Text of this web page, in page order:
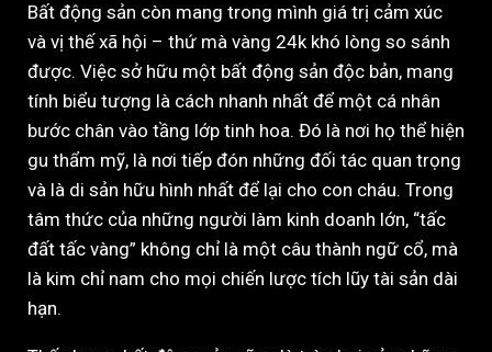
Bất động sản còn mang trong mình giá trị cảm xúc
và vị thế xã hội – thứ mà vàng 24k khó lòng so sánh
được. Việc sở hữu một bất động sản độc bản, mang
tính biểu tượng là cách nhanh nhất để một cá nhân
bước chân vào tầng lớp tinh hoa. Đó là nơi họ thể hiện
gu thẩm mỹ, là nơi tiếp đón những đối tác quan trọng
và là di sản hữu hình nhất để lại cho con cháu. Trong
tâm thức của những người làm kinh doanh lớn, “tấc
đất tấc vàng” không chỉ là một câu thành ngữ cổ, mà
là kim chỉ nam cho mọi chiến lược tích lũy tài sản dài
hạn.